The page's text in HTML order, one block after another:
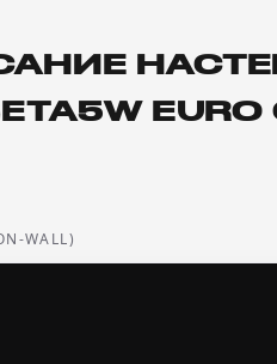
EURO
WALL)